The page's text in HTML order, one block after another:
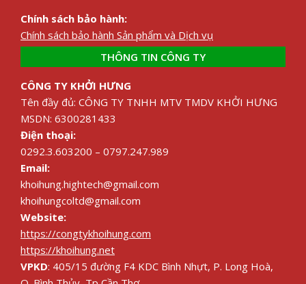
Chính sách bảo hành:
Chính sách bảo hành Sản phẩm và Dịch vụ
THÔNG TIN CÔNG TY
CÔNG TY KHỞI HƯNG
Tên đầy đủ: CÔNG TY TNHH MTV TMDV KHỞI HƯNG
MSDN: 6300281433
Điện thoại:
0292.3.603200 – 0797.247.989
Email:
khoihung.hightech@gmail.com
khoihungcoltd@gmail.com
Website:
https://congtykhoihung.com
https://khoihung.net
VPKD: 405/15 đường F4 KDC Bình Nhựt, P. Long Hoà,